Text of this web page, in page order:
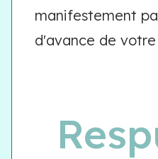
manifestement
d'avance de votre